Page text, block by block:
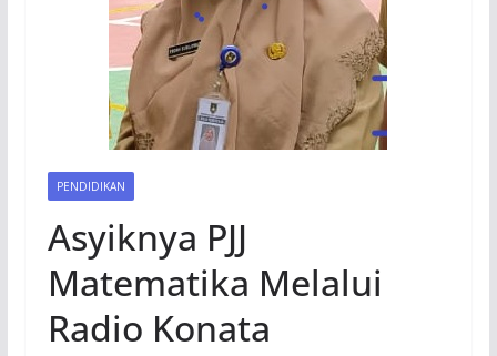
PENDIDIKAN
Asyiknya PJJ
Matematika Melalui
Radio Konata